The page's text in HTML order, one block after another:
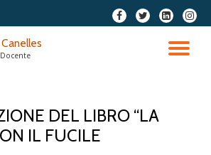
fa-
facebook
fa-
twitter
fa-
linkedin-
square
fa-
DEL LIBRO “LA
IL FUCILE